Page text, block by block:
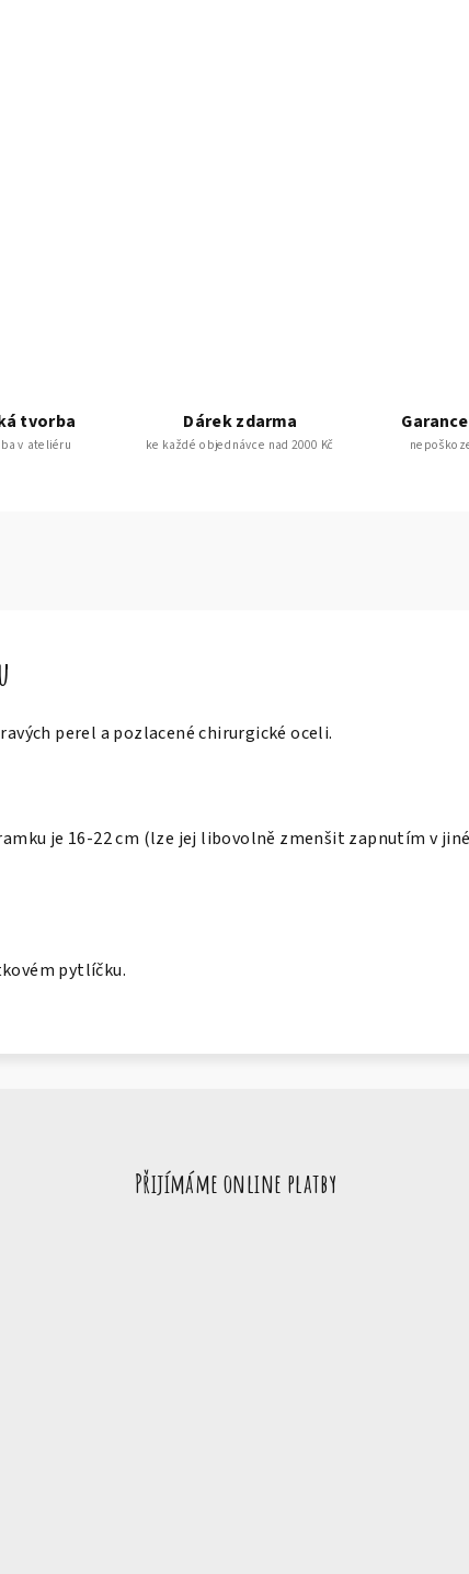
tvorba
v ateliéru
Dárek zdarma
ke každé objednávce nad 2000 Kč
perel a pozlacené chirurgické oceli.
je 16-22 cm (lze jej libovolně zmenšit zapnutím v
pytlíčku.
Přijímáme online platby